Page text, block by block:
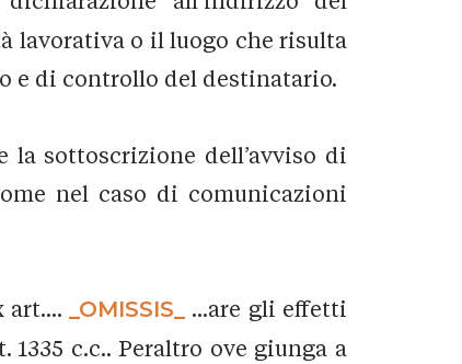
lavorativa o il luogo che risulta
e di controllo del destinatario.
sottoscrizione dell’avviso di
nel caso di comunicazioni
art.... _OMISSIS_
...are gli effetti
c.c.. Peraltro ove giunga a